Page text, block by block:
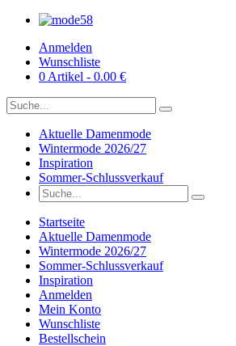
Anmelden
Wunschliste
0 Artikel - 0.00 €
Aktuelle Damenmode
Wintermode 2026/27
Inspiration
Sommer-Schlussverkauf
Startseite
Aktuelle Damenmode
Wintermode 2026/27
Sommer-Schlussverkauf
Inspiration
Anmelden
Mein Konto
Wunschliste
Bestellschein